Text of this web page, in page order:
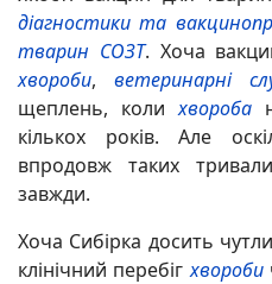
діагностики та
тварин СОЗТ. Хоча
хвороби,ветеринарні
щеплень, колихвороба
кількох років. Але
впродовж таких
завжди.
Хоча Сибірка досить
клінічний перебігхвороби